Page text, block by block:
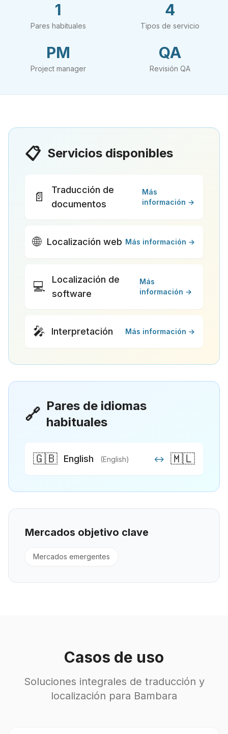
1
Pares habituales
4
Tipos de servicio
PM
Project manager
QA
Revisión QA
📋 Servicios disponibles
📄
Traducción de
documentos
Más
información →
🌐 Localización web Más información →
💻
Localización de
software
Más
información →
🎤 Interpretación Más información →
🔗 Pares de idiomas
habituales
🇬🇧 English (English) ↔ 🇲🇱
Mercados objetivo clave
Mercados emergentes
Casos de uso
Soluciones integrales de traducción y
localización para Bambara